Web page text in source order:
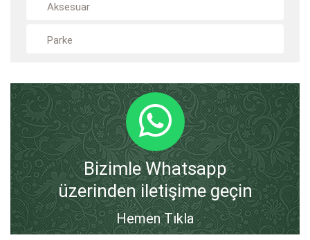
Aksesuar
Parke
Bizimle Whatsapp
üzerinden iletişime geçin
Hemen Tıkla